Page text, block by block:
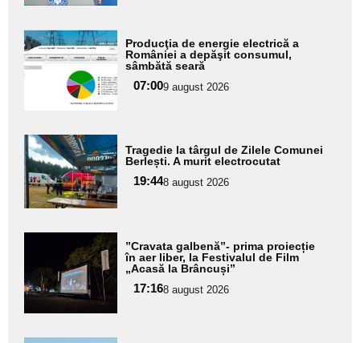
Adaugă
aici textul
pentru
subtitlu
Producţia de energie electrică a
României a depăşit consumul,
sâmbătă seară
07:009 august 2026
Adaugă
aici textul
pentru
subtitlu
Tragedie la târgul de Zilele Comunei
Berlești. A murit electrocutat
19:448 august 2026
Adaugă
aici textul
pentru
subtitlu
”Cravata galbenă”- prima proiecție
în aer liber, la Festivalul de Film
„Acasă la Brâncuși”
17:168 august 2026